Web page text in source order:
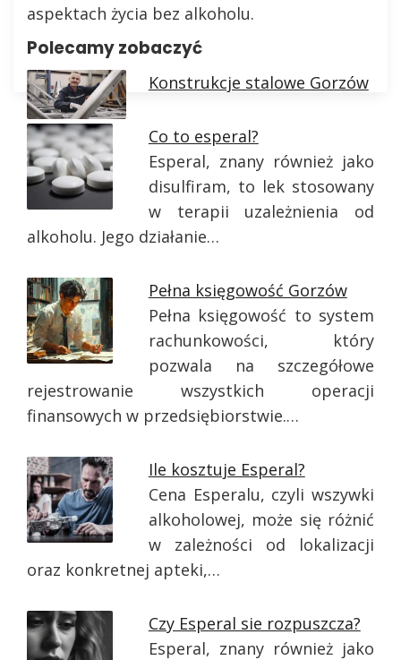
aspektach życia bez alkoholu.
Polecamy zobaczyć
Konstrukcje stalowe Gorzów
Co to esperal?
Esperal, znany również jako
disulfiram, to lek stosowany
w terapii uzależnienia od
alkoholu. Jego działanie…
Pełna księgowość Gorzów
Pełna księgowość to system
rachunkowości, który
pozwala na szczegółowe
rejestrowanie wszystkich operacji
finansowych w przedsiębiorstwie.…
Ile kosztuje Esperal?
Cena Esperalu, czyli wszywki
alkoholowej, może się różnić
w zależności od lokalizacji
oraz konkretnej apteki,…
Czy Esperal sie rozpuszcza?
Esperal, znany również jako